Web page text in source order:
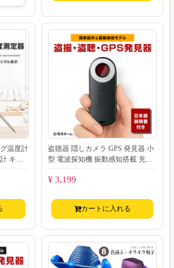
温度計
キッ
盗聴器 隠しカメラ GPS 発見器 小
型 電波探知機 振動感知搭載 充電
¥ 3,199
カートに入れる